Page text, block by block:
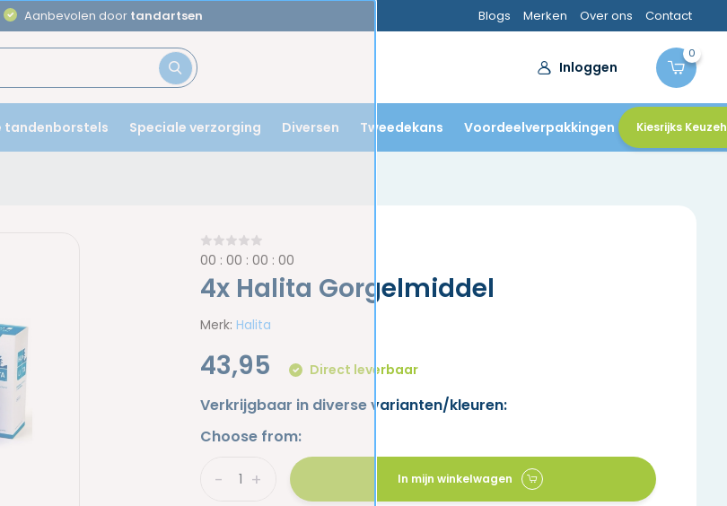
Aanbevolen door tandartsen Blogs Merken Over ons Contact
Inloggen
0
tandenborstels Speciale verzorging Diversen Tweedekans Voordeelverpakkingen Kiesrijks
00 :00 :00 :00
4x Halita Gorgelmiddel
Merk: Halita
43,95 Direct leverbaar
Verkrijgbaar in diverse varianten/kleuren:
Choose from:
+
- In mijn winkelwagen